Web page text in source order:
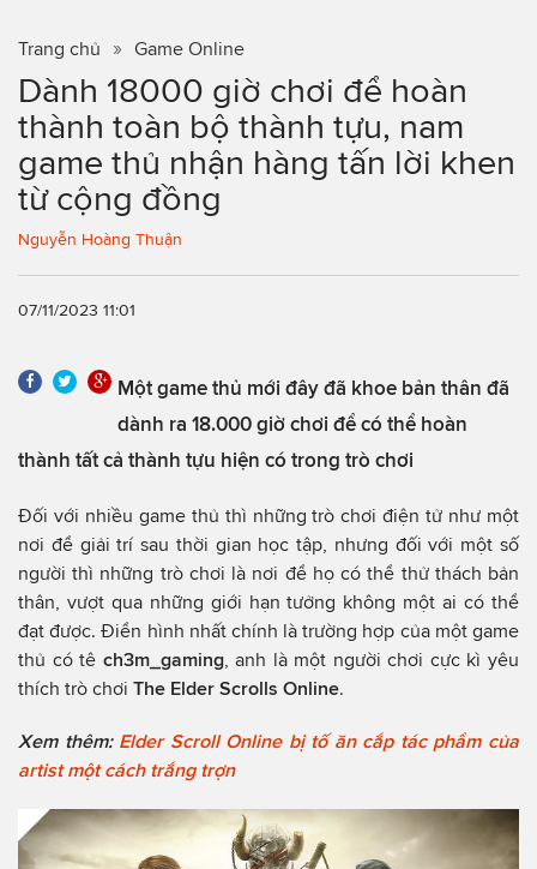
Trang chủ Game Online
Dành 18000 giờ chơi để hoàn
thành toàn bộ thành tựu, nam
game thủ nhận hàng tấn lời khen
từ cộng đồng
Nguyễn Hoàng Thuận
07/11/2023 11:01
Một game thủ mới đây đã khoe bản thân đã
dành ra 18.000 giờ chơi để có thể hoàn
thành tất cả thành tựu hiện có trong trò chơi
Đối với nhiều game thủ thì những trò chơi điện tử như một
nơi để giải trí sau thời gian học tập, nhưng đối với một số
người thì những trò chơi là nơi để họ có thể thử thách bản
thân, vượt qua những giới hạn tưởng không một ai có thể
đạt được. Điển hình nhất chính là trường hợp của một game
thủ có tê ch3m_gaming, anh là một người chơi cực kì yêu
thích trò chơi The Elder Scrolls Online.
Xem thêm: Elder Scroll Online bị tố ăn cắp tác phẩm của
artist một cách trắng trợn